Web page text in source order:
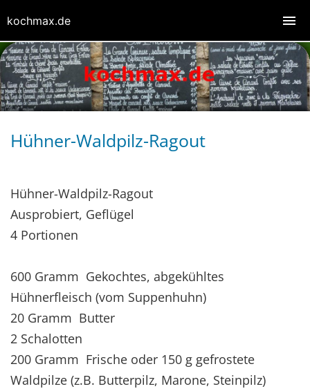
Hühner-Waldpilz-Ragout
Hühner-Waldpilz-Ragout
Ausprobiert, Geflügel
4 Portionen
600 Gramm Gekochtes, abgekühltes
Hühnerfleisch (vom Suppenhuhn)
20 Gramm Butter
2 Schalotten
200 Gramm Frische oder 150 g gefrostete
Waldpilze (z.B. Butterpilz, Marone, Steinpilz)
kochmax.de